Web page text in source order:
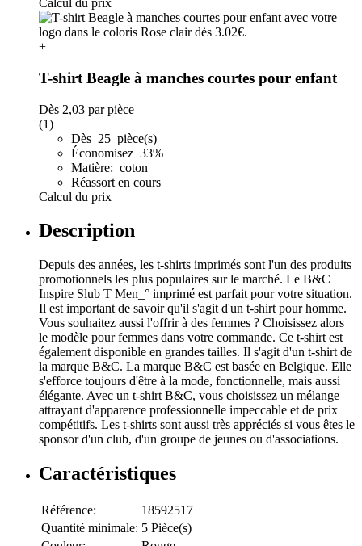
Calcul du prix
+
T-shirt Beagle à manches courtes pour enfant
Dès 2,03 par pièce
(1)
Dès 25 pièce(s)
Économisez 33%
Matière: coton
Réassort en cours
Calcul du prix
Description
Depuis des années, les t-shirts imprimés sont l'un des produits
promotionnels les plus populaires sur le marché. Le B&C
Inspire Slub T Men_° imprimé est parfait pour votre situation.
Il est important de savoir qu'il s'agit d'un t-shirt pour homme.
Vous souhaitez aussi l'offrir à des femmes ? Choisissez alors
le modèle pour femmes dans votre commande. Ce t-shirt est
également disponible en grandes tailles. Il s'agit d'un t-shirt de
la marque B&C. La marque B&C est basée en Belgique. Elle
s'efforce toujours d'être à la mode, fonctionnelle, mais aussi
élégante. Avec un t-shirt B&C, vous choisissez un mélange
attrayant d'apparence professionnelle impeccable et de prix
compétitifs. Les t-shirts sont aussi très appréciés si vous êtes le
sponsor d'un club, d'un groupe de jeunes ou d'associations.
Caractéristiques
Référence:
18592517
Quantité minimale: 5 Pièce(s)